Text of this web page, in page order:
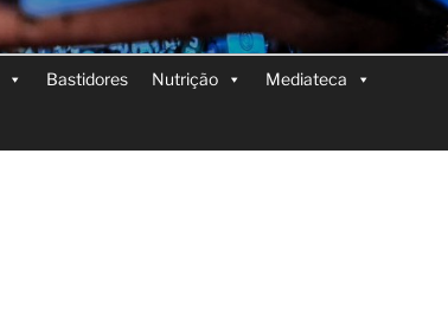
Bastidores Nutrição Mediateca